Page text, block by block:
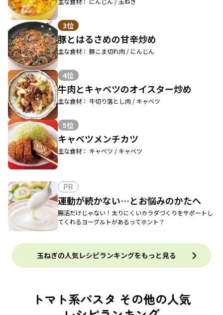
3位
豚とはるさめの甘辛炒め
主な食材： 豚こま切れ肉 / にんじん
4位
牛肉とキャベツのオイスター炒め
主な食材： 牛切り落とし肉 / キャベツ
5位
キャベツメンチカツ
主な食材： キャベツ / キャベツ
PR
運動が続かない…とお悩みのかたへ
腸活だけじゃない！太りにくいカラダづくりをサポートし
てくれるヨーグルトがあるってホント？
玉ねぎの人気レシピランキングをもっと見る
トマト系パスタ その他の人気